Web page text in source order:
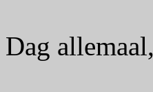
Dag allemaal,